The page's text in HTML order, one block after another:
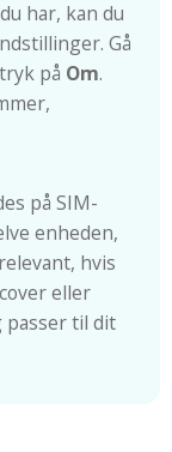
har, kan du
Gå
på Om.
på SIM-
enheden,
hvis
eller
passer til dit